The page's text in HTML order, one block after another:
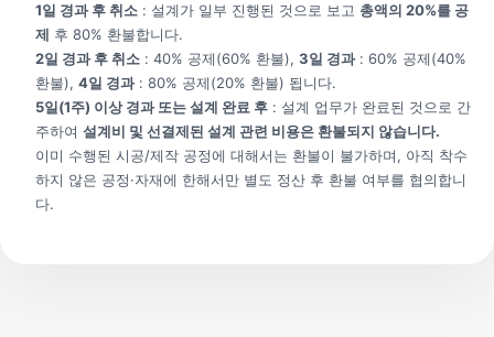
공간 콘셉트에 맞춘 예술적 형태와 건축적으로 완성된 디테일을 동
시에 제공합니다.
② 실내외 환경에 최적화된 재질 선택
외부 설치 시 내구성·내후성이 뛰어난 재료 사용
실내는 질감·예술적 표현력 중심으로 제작
1일 경과 후 취소 : 설계가 일부 진행된 것으로 보고 총액의 20%를 공
제 후 80% 환불합니다.
2일 경과 후 취소 : 40% 공제(60% 환불), 3일 경과: 60% 공제(40%
환불), 4일 경과: 80% 공제(20% 환불) 됩니다.
5일(1주) 이상 경과 또는 설계 완료 후 : 설계 업무가 완료된 것으로 간
주하여 설계비 및 선결제된 설계 관련 비용은 환불되지 않습니다.
이미 수행된 시공/제작 공정에 대해서는 환불이 불가하며, 아직 착수
하지 않은 공정·자재에 한해서만 별도 정산 후 환불 여부를 협의합니
다.